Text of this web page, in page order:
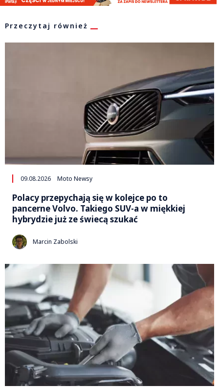
Przeczytaj również
09.08.2026 Moto Newsy
Polacy przepychają się w kolejce po to
pancerne Volvo. Takiego SUV-a w miękkiej
hybrydzie już ze świecą szukać
Marcin Zabolski